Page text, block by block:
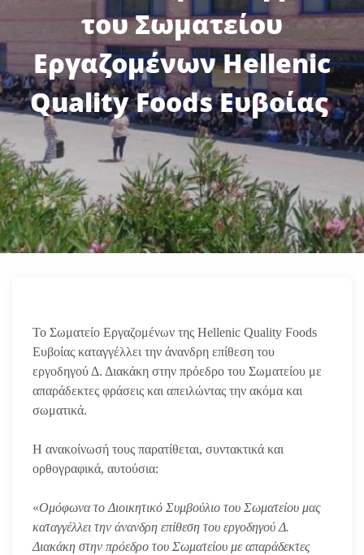
του Σωματείου
Εργαζομένων Hellenic
Quality Foods Ευβοίας
Το Σωματείο Εργαζομένων της Hellenic Quality Foods
Ευβοίας καταγγέλλει την άνανδρη επίθεση του
εργοδηγού Δ. Διακάκη στην πρόεδρο του Σωματείου με
απαράδεκτες φράσεις και απειλώντας την ακόμα και
σωματικά.
Η ανακοίνωσή τους παρατίθεται, συντακτικά και
ορθογραφικά, αυτούσια:
«Ομόφωνα το Διοικητικό Συμβούλιο του Σωματείου μας
καταγγέλλει την άνανδρη επίθεση του εργοδηγού Δ.
Διακάκη στην πρόεδρο του Σωματείου με απαράδεκτες